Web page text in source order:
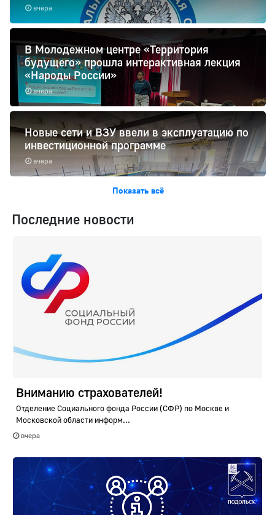
вчера
вчера
В Молодежном центре «Территория
будущего» прошла интерактивная лекция
«Народы России»
вчера
Новые сети и ВЗУ ввели в эксплуатацию по
инвестиционной программе
Показать всё
Последние новости
Вниманию страхователей!
Отделение Социального фонда России (СФР) по Москве и
Московской области информ...
вчера